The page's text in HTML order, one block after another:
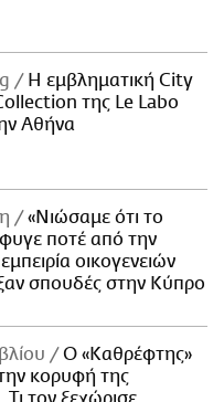
Η εμβληματική City
της Le Labo
Αθήνα
«Νιώσαμε ότι το
ποτέ από την
οικογενειών
σπουδές στην Κύπρο
Ο «Καθρέφτης»
κορυφή της